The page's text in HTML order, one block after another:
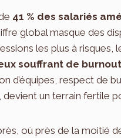
41 % des salariés
global masque des
les plus à
souffrant de burnout
d’équipes, respect de
un terrain fertile
où près de la moitié